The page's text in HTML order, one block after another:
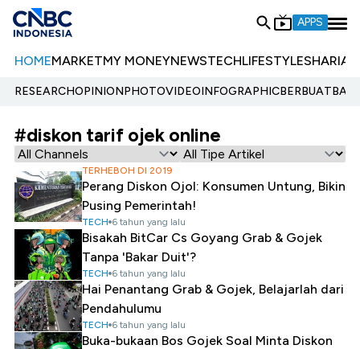
APPS
HOMEMARKETMY MONEYNEWSTECHLIFESTYLESHARIA
RESEARCHOPINIONPHOTOVIDEOINFOGRAPHIC
#diskon tarif ojek online
TERHEBOH DI 2019
Perang Diskon Ojol: Konsumen Untung, Bikin
Pusing Pemerintah!
TECH 6 tahun yang lalu
Bisakah BitCar Cs Goyang Grab & Gojek
Tanpa 'Bakar Duit'?
TECH 6 tahun yang lalu
Hai Penantang Grab & Gojek, Belajarlah dari
Pendahulumu
TECH 6 tahun yang lalu
Buka-bukaan Bos Gojek Soal Minta Diskon